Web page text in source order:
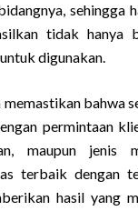
sehingga
tidak hanya
digunakan.
memastikan bahwa
permintaan
maupun jenis
terbaik dengan
hasil yang